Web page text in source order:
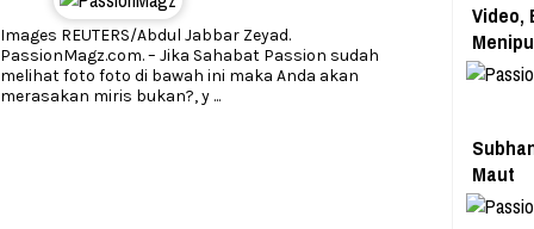
Images REUTERS/Abdul Jabbar Zeyad.
PassionMagz.com. – Jika Sahabat Passion sudah
melihat foto foto di bawah ini maka Anda akan
merasakan miris bukan?, y ...
Video,
Maut